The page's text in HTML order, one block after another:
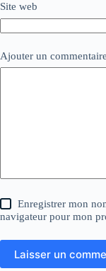
Site web
Ajouter un commentaire
Enregistrer mon
navigateur pour mon
Laisser un